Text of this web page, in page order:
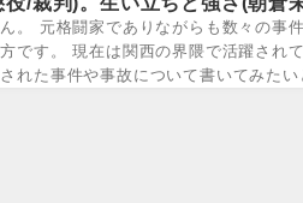
。 元格闘家でありながらも数々の事
です。 現在は関西の界隈で活躍され
れた事件や事故について書いてみた